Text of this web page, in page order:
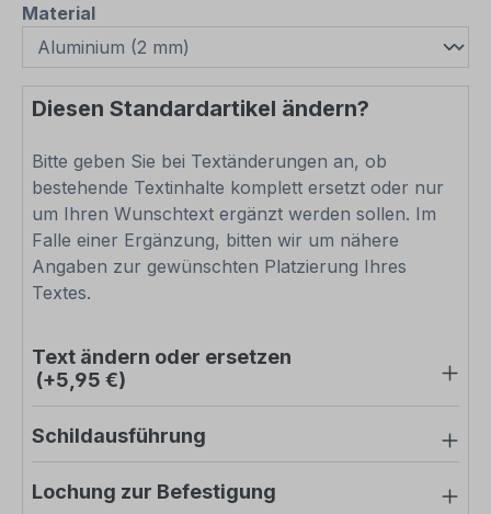
Materialauswählen
Diesen Standardartikel ändern?
Bitte geben Sie bei Textänderungen an, ob
bestehende Textinhalte komplett ersetzt oder nur
um Ihren Wunschtext ergänzt werden sollen. Im
Falle einer Ergänzung, bitten wir um nähere
Angaben zur gewünschten Platzierung Ihres
Textes.
Text ändern oder ersetzen
(+5,95 €)
Schildausführung
Lochung zur Befestigung